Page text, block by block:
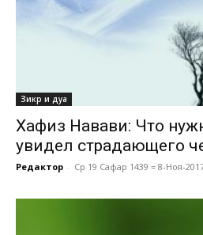
Зикр и дуа
Хафиз Навави: Что
увидел страдающего
Редактор - Ср 19 Сафар 1439 = 8-Ноя-